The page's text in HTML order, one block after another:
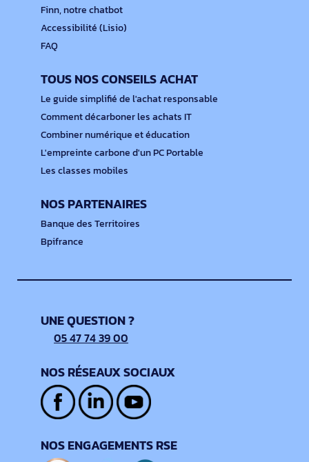
Finn, notre chatbot
Accessibilité (Lisio)
FAQ
TOUS NOS CONSEILS ACHAT
Le guide simplifié de l'achat responsable
Comment décarboner les achats IT
Combiner numérique et éducation
L'empreinte carbone d'un PC Portable
Les classes mobiles
NOS PARTENAIRES
Banque des Territoires
Bpifrance
UNE QUESTION ?
05 47 74 39 00
NOS RÉSEAUX SOCIAUX
NOS ENGAGEMENTS RSE